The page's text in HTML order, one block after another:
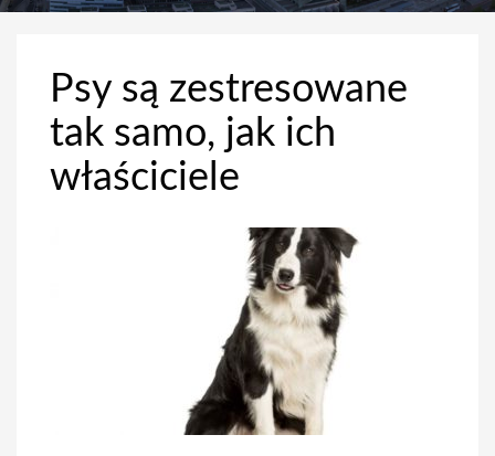
Psy są zestresowane
tak samo, jak ich
właściciele